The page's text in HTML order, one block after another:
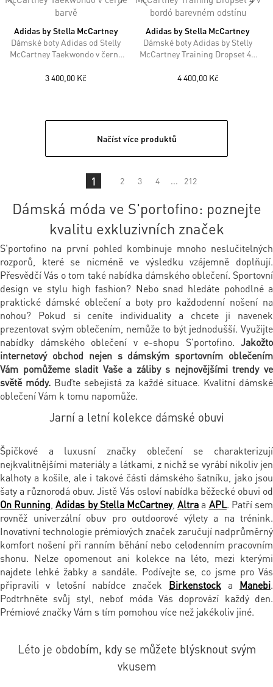
Adidas by Stella McCartney
Dámské boty Adidas od Stelly
McCartney Taekwondo v černé
3 400,00 Kč
Adidas by Stella McCartney
Dámské boty Adidas by Stelly
McCartney Training Dropset 4 v
4 400,00 Kč
Načíst více produktů
1 2 3 4 ... 212
Dámská móda ve S'portofino: poznejte
kvalitu exkluzivních značek
S'portofino na první pohled kombinuje mnoho neslučitelných
rozporů, které se nicméně ve výsledku vzájemně doplňují.
Přesvědčí Vás o tom také nabídka dámského oblečení. Sportovní
design ve stylu high fashion? Nebo snad hledáte pohodlné a
praktické dámské oblečení a boty pro každodenní nošení na
nohou? Pokud si ceníte individuality a chcete ji navenek
prezentovat svým oblečením, nemůže to být jednodušší. Využijte
nabídky dámského oblečení v e-shopu S'portofino. Jakožto
internetový obchod nejen s dámským sportovním oblečením
Vám pomůžeme sladit Vaše a záliby s nejnovějšími trendy ve
světě módy. Buďte sebejistá za každé situace. Kvalitní dámské
oblečení Vám k tomu napomůže.
Jarní a letní kolekce dámské obuvi
Špičkové a luxusní značky oblečení se charakterizují
nejkvalitnějšími materiály a látkami, z nichž se vyrábí nikoliv jen
kalhoty a košile, ale i takové části dámského šatníku, jako jsou
šaty a různorodá obuv. Jistě Vás osloví nabídka běžecké obuvi od
On Running ,Adidas by Stella McCartney,Altraa APL. Patří sem
rovněž univerzální obuv pro outdoorové výlety a na trénink.
Inovativní technologie prémiových značek zaručují nadprůměrný
komfort nošení při ranním běhání nebo celodenním pracovním
shonu. Nelze opomenout ani kolekce na léto, mezi kterými
najdete lehké žabky a sandále. Podívejte se, co jsme pro Vás
připravili v letošní nabídce značek Birkenstock a Manebi.
Podtrhněte svůj styl, neboť móda Vás doprovází každý den.
Prémiové značky Vám s tím pomohou více než jakékoliv jiné.
Léto je obdobím, kdy se můžete blýsknout svým
vkusem